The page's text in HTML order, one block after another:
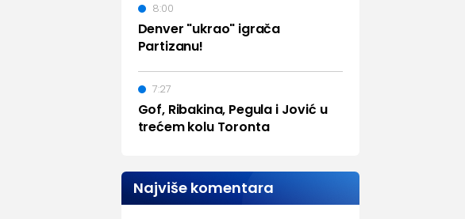
Denver "ukrao" igrača
Partizanu!
8:00
Gof, Ribakina, Pegula i Jović u
trećem kolu Toronta
7:27
Najviše komentara